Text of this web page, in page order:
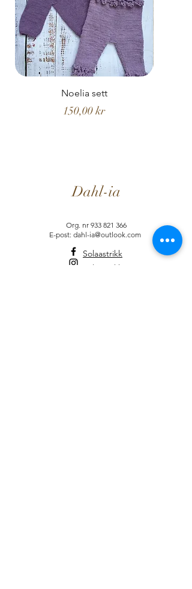
Noelia sett
Pris
150,00 kr
Dahl-ia
Org. nr 933 821 366
E-post: dahl-ia@outlook.com
Solaastrikk
Solaastrikk